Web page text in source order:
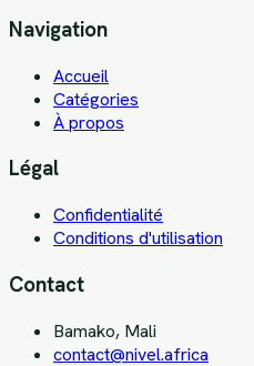
Navigation
Accueil
Catégories
À propos
Légal
Confidentialité
Conditions d'utilisation
Contact
Bamako, Mali
contact@nivel.africa